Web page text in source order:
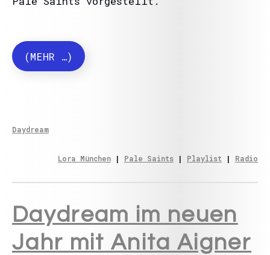
(MEHR …)
Daydream
Lora München | Pale Saints | Playlist | Radio
Daydream im neuen
Jahr mit Anita Aigner